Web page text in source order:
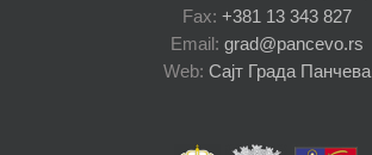
Fax: +381 13 343 827
Email: grad@pancevo.rs
Web: Сајт Града Панчева